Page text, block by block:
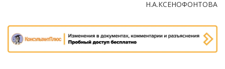
Н.А.КСЕНОФОНТОВА